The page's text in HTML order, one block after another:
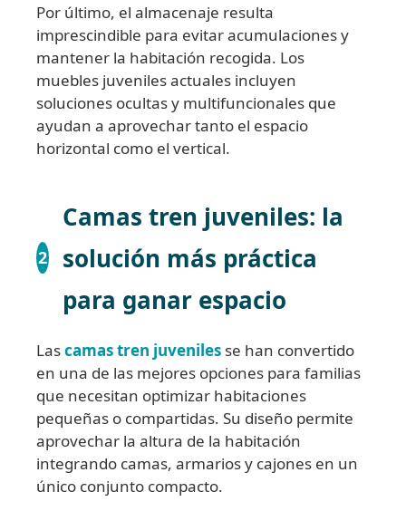
Por último, el almacenaje resulta
imprescindible para evitar acumulaciones y
mantener la habitación recogida. Los
muebles juveniles actuales incluyen
soluciones ocultas y multifuncionales que
ayudan a aprovechar tanto el espacio
horizontal como el vertical.
2
Camas tren juveniles: la
solución más práctica
para ganar espacio
Lascamas tren juveniles se han convertido
en una de las mejores opciones para familias
que necesitan optimizar habitaciones
pequeñas o compartidas. Su diseño permite
aprovechar la altura de la habitación
integrando camas, armarios y cajones en un
único conjunto compacto.